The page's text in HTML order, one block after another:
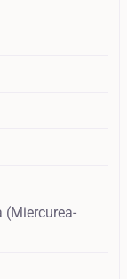
(Miercurea-